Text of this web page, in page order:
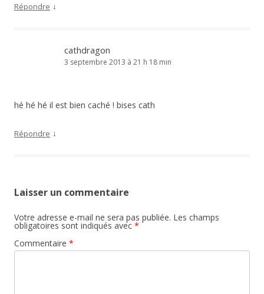
Répondre ↓
cathdragon
3 septembre 2013 à 21 h 18 min
hé hé hé il est bien caché ! bises cath
Répondre ↓
Laisser un commentaire
Votre adresse e-mail ne sera pas publiée. Les champs
obligatoires sont indiqués avec *
Commentaire *